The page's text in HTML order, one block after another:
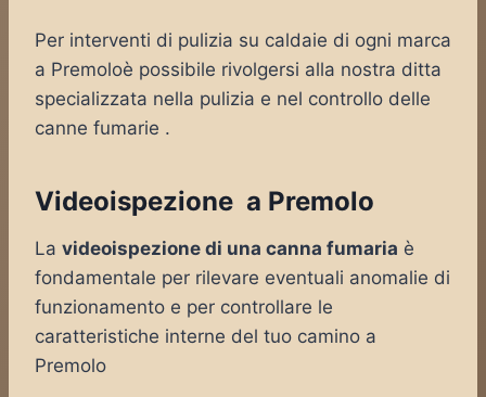
Per interventi di pulizia su caldaie di ogni marca
a Premoloè possibile rivolgersi alla nostra ditta
specializzata nella pulizia e nel controllo delle
canne fumarie .
Videoispezione a Premolo
La videoispezione di una canna fumaria è
fondamentale per rilevare eventuali anomalie di
funzionamento e per controllare le
caratteristiche interne del tuo camino a
Premolo